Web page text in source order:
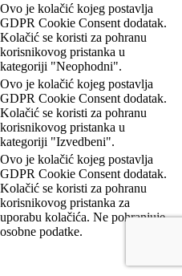
Ovo je kolačić kojeg postavlja
GDPR Cookie Consent dodatak.
Kolačić se koristi za pohranu
korisnikovog pristanka u
kategoriji "Neophodni".
Ovo je kolačić kojeg postavlja
GDPR Cookie Consent dodatak.
Kolačić se koristi za pohranu
korisnikovog pristanka u
kategoriji "Izvedbeni".
Ovo je kolačić kojeg postavlja
GDPR Cookie Consent dodatak.
Kolačić se koristi za pohranu
korisnikovog pristanka za
uporabu kolačića. Ne pohranjuje
osobne podatke.